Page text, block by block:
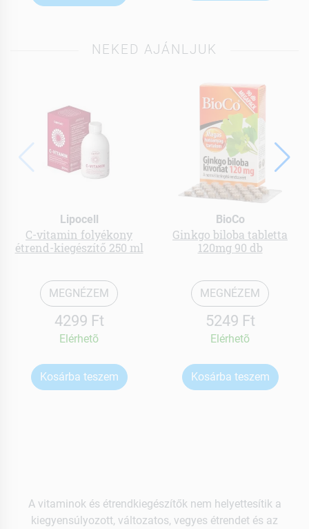
NEKED AJÁNLJUK
Lipocell
C-vitamin folyékony
étrend-kiegészítő 250 ml
MEGNÉZEM
4299 Ft
Elérhetõ
Kosárba teszem
BioCo
Ginkgo biloba tabletta
120mg 90 db
MEGNÉZEM
5249 Ft
Elérhetõ
Kosárba teszem
A vitaminok és étrendkiegészítők nem helyettesítik a
kiegyensúlyozott, változatos, vegyes étrendet és az